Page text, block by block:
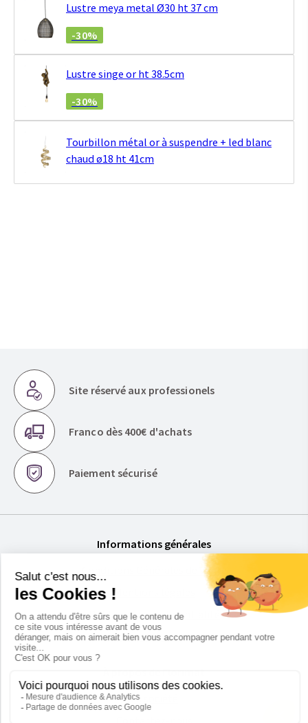
Lustre meya metal Ø30 ht 37 cm
-30%
Lustre singe or ht 38.5cm
-30%
Tourbillon métal or à suspendre + led blanc
chaud ø18 ht 41cm
Site réservé aux professionels
Franco dès 400€ d'achats
Paiement sécurisé
Informations générales
Conditions Générales de Vente
Mentions légales
Politique de confidentialité
Foire aux Questions
La société